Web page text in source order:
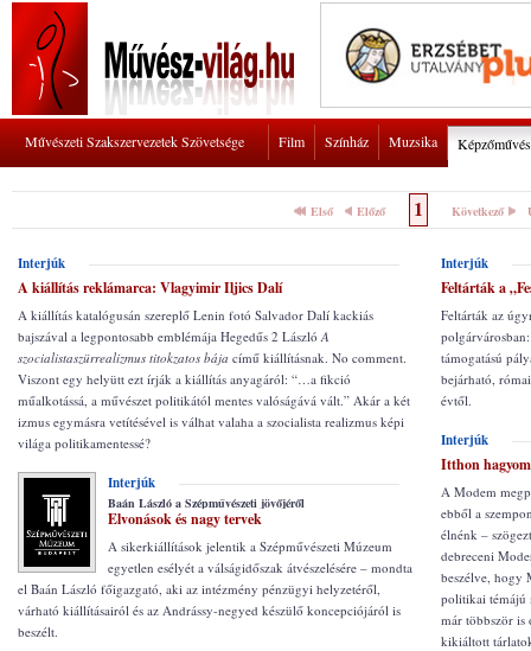
Művészeti Szakszervezetek Szövetsége Film Színház Muzsika
Első Előző 1 Következő
Interjúk
A kiállítás reklámarca: Vlagyimir Iljics Dalí
A kiállítás katalógusán szereplő Lenin fotó Salvador Dalí kackiás
bajszával a legpontosabb emblémája Hegedűs 2 LászlóA
szocialistaszürrealizmus titokzatos bája című kiállításnak. No comment.
Viszont egy helyütt ezt írják a kiállítás anyagáról: “…a fikció
műalkotássá, a művészet politikától mentes valóságává vált.” Akár a két
izmus egymásra vetítésével is válhat valaha a szocialista realizmus képi
világa politikamentessé?
Interjúk
Baán László a Szépművészeti jövőjéről
Elvonások és nagy tervek
A sikerkiállítások jelentik a Szépművészeti Múzeum
egyetlen esélyét a válságidőszak átvészelésére – mondta
el Baán László főigazgató, aki az intézmény pénzügyi helyzetéről,
várható kiállításairól és az Andrássy-negyed készülő koncepciójáról is
beszélt.
Interjúk
Feltárták a
Feltárták az
támogatású
bejárható,
évtől.
Interjúk
Itthon
A Modem
ebből a
élnénk –
debreceni
beszélve, hogy
politikai témájú
már többször
kikiáltott